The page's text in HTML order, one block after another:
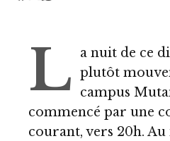
L
a nuit de ce
plutôt
campus
commencé par une
courant, vers 20h.